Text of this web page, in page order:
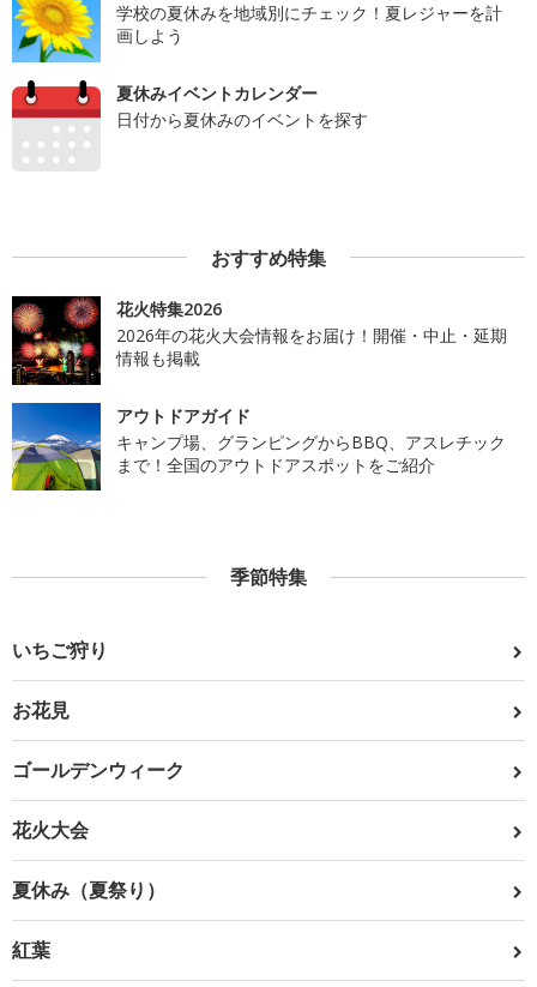
学校の夏休みを地域別にチェック！夏レジャーを計
画しよう
夏休みイベントカレンダー
日付から夏休みのイベントを探す
おすすめ特集
花火特集2026
2026年の花火大会情報をお届け！開催・中止・延期
情報も掲載
アウトドアガイド
キャンプ場、グランピングからBBQ、アスレチック
まで！全国のアウトドアスポットをご紹介
季節特集
いちご狩り
お花見
ゴールデンウィーク
花火大会
夏休み（夏祭り）
紅葉